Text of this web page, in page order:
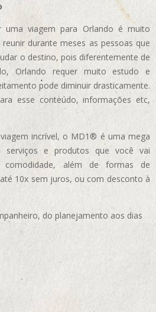
uma viagem para Orlando é muito
durante meses as pessoas que
o destino, pois diferentemente de
Orlando requer muito estudo e
pode diminuir drasticamente.
esse conteúdo, informações etc,
incrível, o MD1® é uma mega
serviços e produtos que você vai
comodidade, além de formas de
10x sem juros, ou com desconto à
do planejamento aos dias